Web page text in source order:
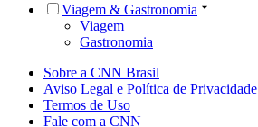
Viagem & Gastronomia
Viagem
Gastronomia
Sobre a CNN Brasil
Aviso Legal e Política de Privacidade
Termos de Uso
Fale com a CNN